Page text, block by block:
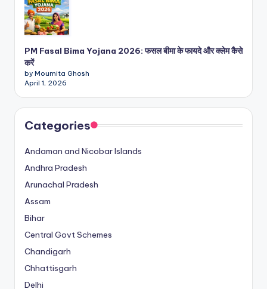
PM Fasal Bima Yojana 2026: फसल बीमा के फायदे और क्लेम कैसे
करें
by Moumita Ghosh
April 1, 2026
Categories
Andaman and Nicobar Islands
Andhra Pradesh
Arunachal Pradesh
Assam
Bihar
Central Govt Schemes
Chandigarh
Chhattisgarh
Delhi